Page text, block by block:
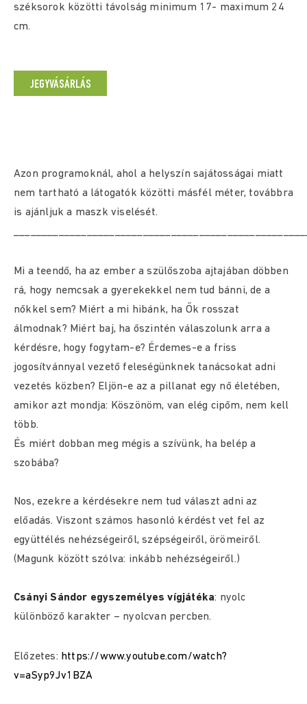
széksorok közötti távolság minimum 17- maximum 24
cm.
JEGYVÁSÁRLÁS
Azon programoknál, ahol a helyszín sajátosságai miatt
nem tartható a látogatók közötti másfél méter, továbbra
is ajánljuk a maszk viselését.
Mi a teendő, ha az ember a szülőszoba ajtajában döbben
rá, hogy nemcsak a gyerekekkel nem tud bánni, de a
nőkkel sem? Miért a mi hibánk, ha Ők rosszat
álmodnak? Miért baj, ha őszintén válaszolunk arra a
kérdésre, hogy fogytam-e? Érdemes-e a friss
jogosítvánnyal vezető feleségünknek tanácsokat adni
vezetés közben? Eljön-e az a pillanat egy nő életében,
amikor azt mondja: Köszönöm, van elég cipőm, nem kell
több.
És miért dobban meg mégis a szívünk, ha belép a
szobába?
Nos, ezekre a kérdésekre nem tud választ adni az
előadás. Viszont számos hasonló kérdést vet fel az
együttélés nehézségeiről, szépségeiről, örömeiről.
(Magunk között szólva: inkább nehézségeiről.)
Csányi Sándor egyszemélyes vígjátéka: nyolc
különböző karakter – nyolcvan percben.
Előzetes: https://www.youtube.com/watch?
v=aSyp9Jv1BZA